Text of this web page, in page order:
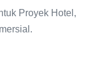
Proyek Hotel,